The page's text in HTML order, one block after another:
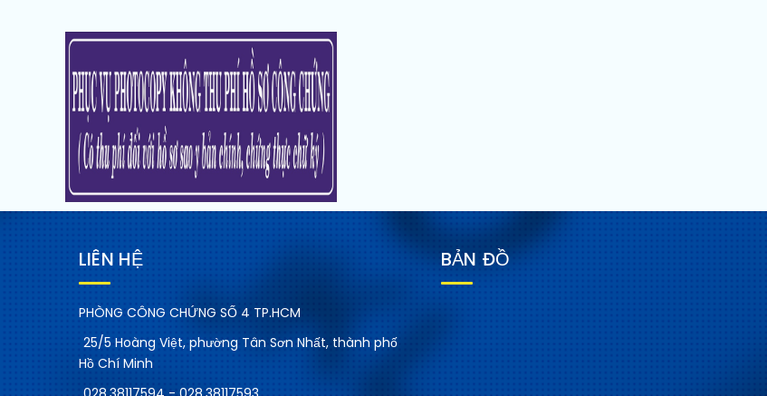
LIÊN HỆ
PHÒNG CÔNG CHỨNG SỐ 4 TP.HCM
25/5 Hoàng Việt, phường Tân Sơn Nhất, thành phố
Hồ Chí Minh
BẢN ĐỒ